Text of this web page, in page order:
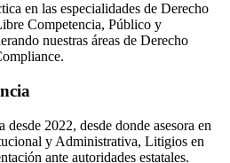
en las especialidades de Derecho
Competencia, Público y
nuestras áreas de Derecho
desde 2022, desde donde asesora en
y Administrativa, Litigios en
ante autoridades estatales.